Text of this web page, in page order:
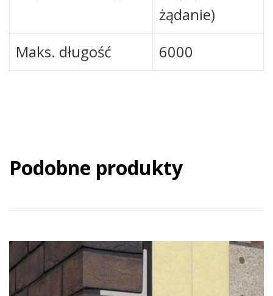
żądanie)
Maks. długość
6000
Podobne produkty